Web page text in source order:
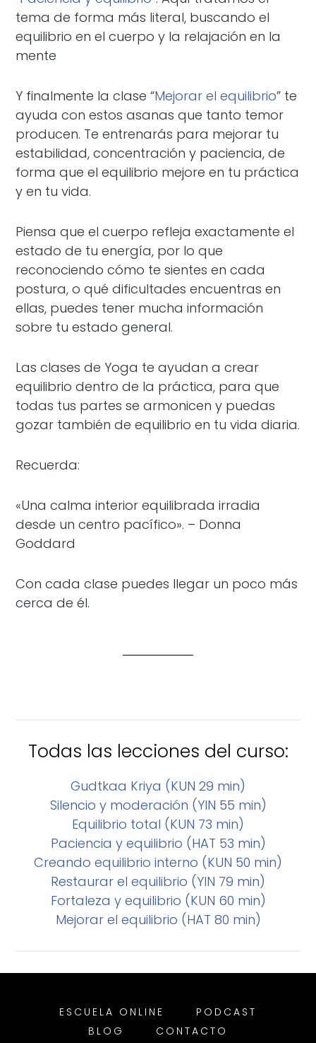
tema de forma más literal, buscando el
equilibrio en el cuerpo y la relajación en la
mente
Y finalmente la clase “Mejorar el equilibrio” te
ayuda con estos asanas que tanto temor
producen. Te entrenarás para mejorar tu
estabilidad, concentración y paciencia, de
forma que el equilibrio mejore en tu práctica
y en tu vida.
Piensa que el cuerpo refleja exactamente el
estado de tu energía, por lo que
reconociendo cómo te sientes en cada
postura, o qué dificultades encuentras en
ellas, puedes tener mucha información
sobre tu estado general.
Las clases de Yoga te ayudan a crear
equilibrio dentro de la práctica, para que
todas tus partes se armonicen y puedas
gozar también de equilibrio en tu vida diaria.
Recuerda:
«Una calma interior equilibrada irradia
desde un centro pacífico». – Donna
Goddard
Con cada clase puedes llegar un poco más
cerca de él.
Todas las lecciones del curso:
Gudtkaa Kriya (KUN 29 min)
Silencio y moderación (YIN 55 min)
Equilibrio total (KUN 73 min)
Paciencia y equilibrio (HAT 53 min)
Creando equilibrio interno (KUN 50 min)
Restaurar el equilibrio (YIN 79 min)
Fortaleza y equilibrio (KUN 60 min)
Mejorar el equilibrio (HAT 80 min)
ESCUELA ONLINE
PODCAST
BLOG
CONTACTO